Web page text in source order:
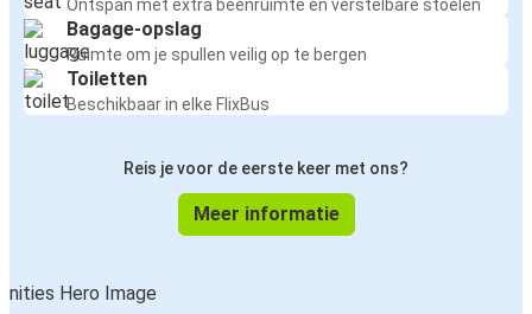
Ontspan met extra beenruimte en verstelbare stoelen
Bagage-opslag
Ruimte om je spullen veilig op te bergen
Toiletten
Beschikbaar in elke FlixBus
Reis je voor de eerste keer met ons?
Meer informatie